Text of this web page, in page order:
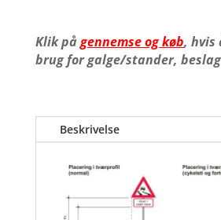
Klik på gennemse og køb, hvis
brug for galge/stander,
Beskrivelse